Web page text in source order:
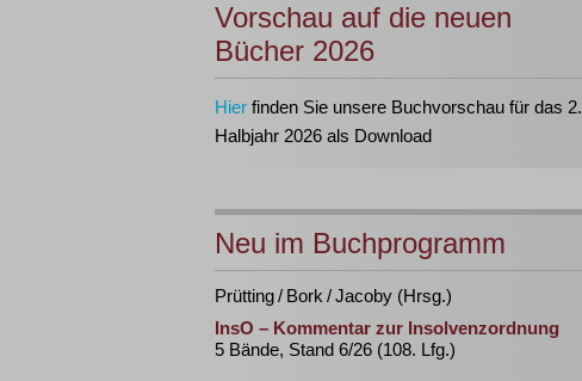
Vorschau auf die neuen
Bücher 2026
Hier finden Sie unsere Buchvorschau für das 2.
Halbjahr 2026 als Download
Neu im Buchprogramm
Prütting / Bork / Jacoby (Hrsg.)
InsO – Kommentar zur Insolvenzordnung
5 Bände, Stand 6/26 (108. Lfg.)